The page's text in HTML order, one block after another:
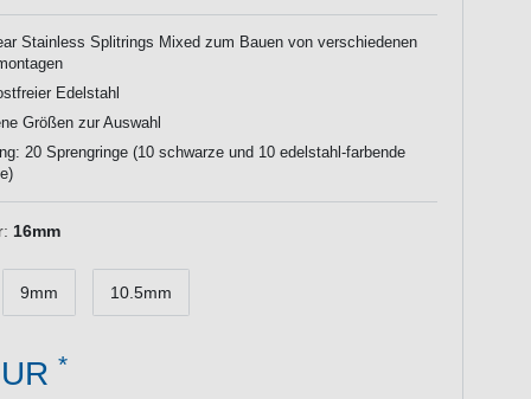
Stainless Splitrings Mixed zum Bauen von verschiedenen
Edelstahl
Größen zur Auswahl
20 Sprengringe (10 schwarze und 10 edelstahl-farbende
16mm
9mm 10.5mm
*